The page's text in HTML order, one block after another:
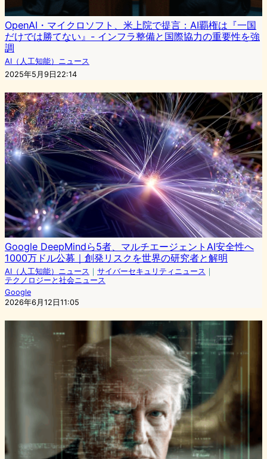
OpenAI・マイクロソフト、米上院で提言：AI覇権は『一国
だけでは勝てない』- インフラ整備と国際協力の重要性を強
調
AI（人工知能）ニュース
2025年5月9日22:14
Google DeepMindら5者、マルチエージェントAI安全性へ
1000万ドル公募｜創発リスクを世界の研究者と解明
AI（人工知能）ニュース ｜ サイバーセキュリティニュース ｜
テクノロジーと社会ニュース
Google
2026年6月12日11:05